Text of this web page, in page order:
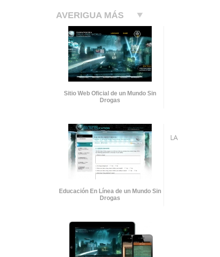
AVERIGUA MÁS
Sitio Web Oficial de un Mundo Sin
Drogas
Educación En Línea de un Mundo Sin
Drogas
LA